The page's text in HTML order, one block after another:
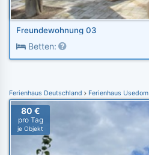
Freundewohnung 03
Betten:
Ferienhaus Deutschland Ferienhaus Usedom
80 €
pro Tag
je Objekt